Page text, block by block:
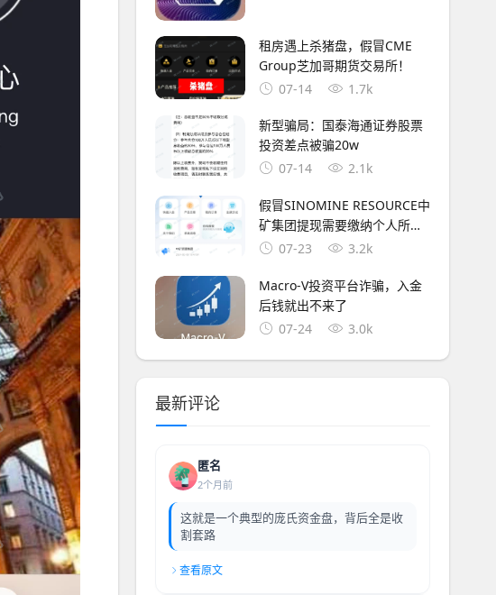
租房遇上杀猪盘，假冒CME
Group芝加哥期货交易所！
07-14
1.7k
新型骗局：国泰海通证券股票
投资差点被骗20w
07-14
2.1k
假冒SINOMINE RESOURCE中
矿集团提现需要缴纳个人所得
税 07-23 3.2k
Macro-V投资平台诈骗，入金
后钱就出不来了
07-24
3.0k
最新评论
匿名
2个月前
这就是一个典型的庞氏资金盘，背后全是收
割套路
查看原文